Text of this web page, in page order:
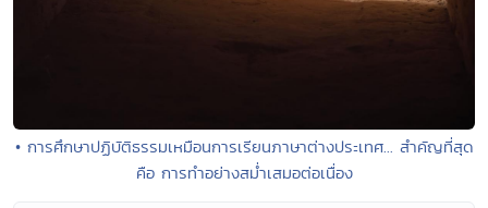
• การศึกษาปฏิบัติธรรมเหมือนการเรียนภาษาต่างประเทศ... สำคัญที่สุด
คือ การทำอย่างสม่ำเสมอต่อเนื่อง